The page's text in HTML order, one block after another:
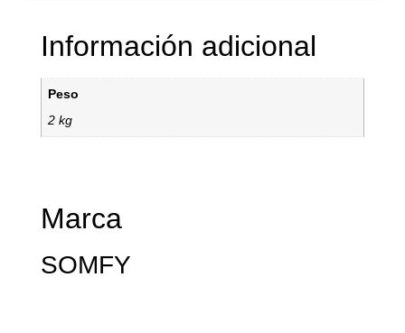
Información adicional
Peso
2 kg
Marca
SOMFY